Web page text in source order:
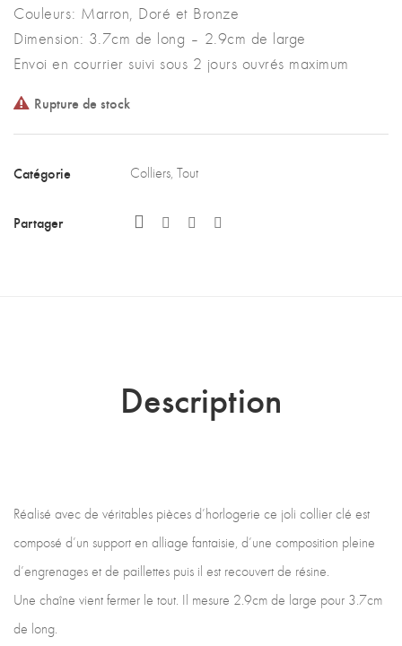
Couleurs: Marron, Doré et Bronze
Dimension: 3.7cm de long – 2.9cm de large
Envoi en courrier suivi sous 2 jours ouvrés maximum
Rupture de stock
Catégorie Colliers ,Tout
Partager
Description
Réalisé avec de véritables pièces d’horlogerie ce joli collier clé est
composé d’un support en alliage fantaisie, d’une composition pleine
d’engrenages et de paillettes puis il est recouvert de résine.
Une chaîne vient fermer le tout. Il mesure 2.9cm de large pour 3.7cm
de long.